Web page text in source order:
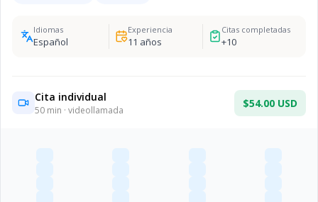
Idiomas
Español
Experiencia
11 años
Citas completadas
+10
Cita individual
50 min · videollamada
$54.00 USD